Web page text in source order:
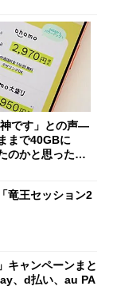
です」との声―
まで40GBに
のかと思った」
竜王セッション2
キャンペーンまと
、d払い、au PA